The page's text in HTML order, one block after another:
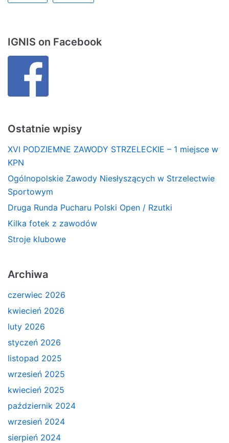
IGNIS on Facebook
Ostatnie wpisy
XVI PODZIEMNE ZAWODY STRZELECKIE – 1 miejsce w
KPN
Ogólnopolskie Zawody Niesłyszących w Strzelectwie
Sportowym
Druga Runda Pucharu Polski Open / Rzutki
Kilka fotek z zawodów
Stroje klubowe
Archiwa
czerwiec 2026
kwiecień 2026
luty 2026
styczeń 2026
listopad 2025
wrzesień 2025
kwiecień 2025
październik 2024
wrzesień 2024
sierpień 2024